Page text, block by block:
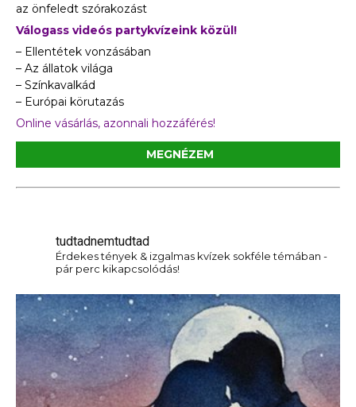
az önfeledt szórakozást
Válogass videós partykvízeink közül!
– Ellentétek vonzásában
– Az állatok világa
– Színkavalkád
– Európai körutazás
Online vásárlás, azonnali hozzáférés!
MEGNÉZEM
tudtadnemtudtad
Érdekes tények & izgalmas kvízek sokféle témában -
pár perc kikapcsolódás!